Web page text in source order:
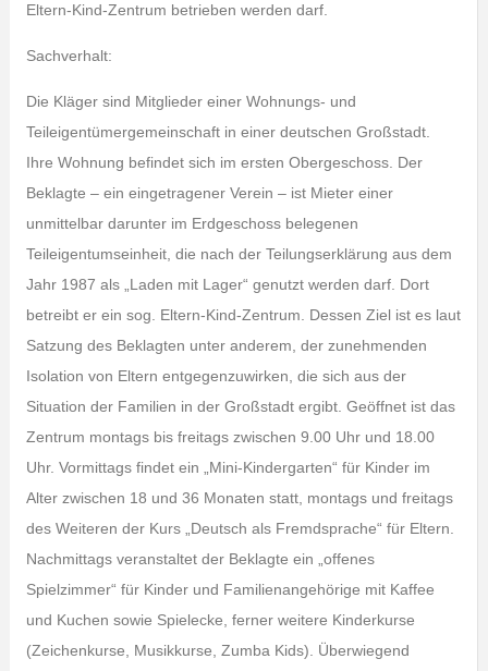
Eltern-Kind-Zentrum betrieben werden darf.
Sachverhalt:
Die Kläger sind Mitglieder einer Wohnungs- und
Teileigentümergemeinschaft in einer deutschen Großstadt.
Ihre Wohnung befindet sich im ersten Obergeschoss. Der
Beklagte – ein eingetragener Verein – ist Mieter einer
unmittelbar darunter im Erdgeschoss belegenen
Teileigentumseinheit, die nach der Teilungserklärung aus dem
Jahr 1987 als „Laden mit Lager“ genutzt werden darf. Dort
betreibt er ein sog. Eltern-Kind-Zentrum. Dessen Ziel ist es laut
Satzung des Beklagten unter anderem, der zunehmenden
Isolation von Eltern entgegenzuwirken, die sich aus der
Situation der Familien in der Großstadt ergibt. Geöffnet ist das
Zentrum montags bis freitags zwischen 9.00 Uhr und 18.00
Uhr. Vormittags findet ein „Mini-Kindergarten“ für Kinder im
Alter zwischen 18 und 36 Monaten statt, montags und freitags
des Weiteren der Kurs „Deutsch als Fremdsprache“ für Eltern.
Nachmittags veranstaltet der Beklagte ein „offenes
Spielzimmer“ für Kinder und Familienangehörige mit Kaffee
und Kuchen sowie Spielecke, ferner weitere Kinderkurse
(Zeichenkurse, Musikkurse, Zumba Kids). Überwiegend